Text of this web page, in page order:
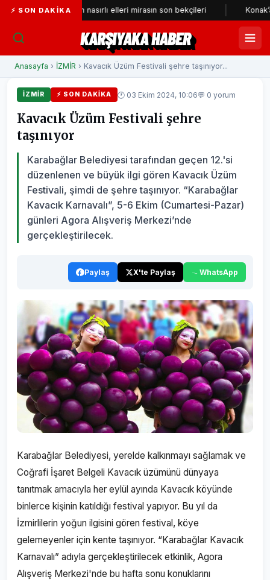
⚡ SON DAKIKA
Tarihi çarşının nasırlı elleri mirasın son bekçileri Konak’a yeni
KARŞIYAKA HABER
Anasayfa › İZMİR › Kavacık Üzüm Festivali şehre taşınıyor...
İZMİR ⚡ SON DAKIKA 🕐 03 Ekim 2024, 10:06💬 0 yorum
Kavacık Üzüm Festivali şehre
taşınıyor
Karabağlar Belediyesi tarafından geçen 12.'si
düzenlenen ve büyük ilgi gören Kavacık Üzüm
Festivali, şimdi de şehre taşınıyor. “Karabağlar
Kavacık Karnavalı”, 5-6 Ekim (Cumartesi-Pazar)
günleri Agora Alışveriş Merkezi’nde
gerçekleştirilecek.
Paylaş X'te Paylaş WhatsApp
Karabağlar Belediyesi, yerelde kalkınmayı sağlamak ve
Coğrafi İşaret Belgeli Kavacık üzümünü dünyaya
tanıtmak amacıyla her eylül ayında Kavacık köyünde
binlerce kişinin katıldığı festival yapıyor. Bu yıl da
İzmirlilerin yoğun ilgisini gören festival, köye
gelemeyenler için kente taşınıyor. “Karabağlar Kavacık
Karnavalı” adıyla gerçekleştirilecek etkinlik, Agora
Alışveriş Merkezi'nde bu hafta sonu konuklarını